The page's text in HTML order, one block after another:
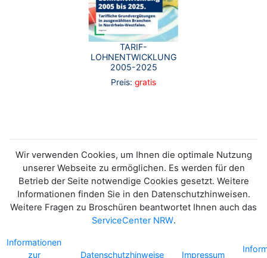
TARIF-
LOHNENTWICKLUNG
2005-2025
Preis: gratis
Wir verwenden Cookies, um Ihnen die optimale Nutzung
unserer Webseite zu ermöglichen. Es werden für den
Betrieb der Seite notwendige Cookies gesetzt. Weitere
Informationen finden Sie in den Datenschutzhinweisen.
Weitere Fragen zu Broschüren beantwortet Ihnen auch das
ServiceCenter NRW.
Informationen
zur
Datenschutzhinweise Impressum